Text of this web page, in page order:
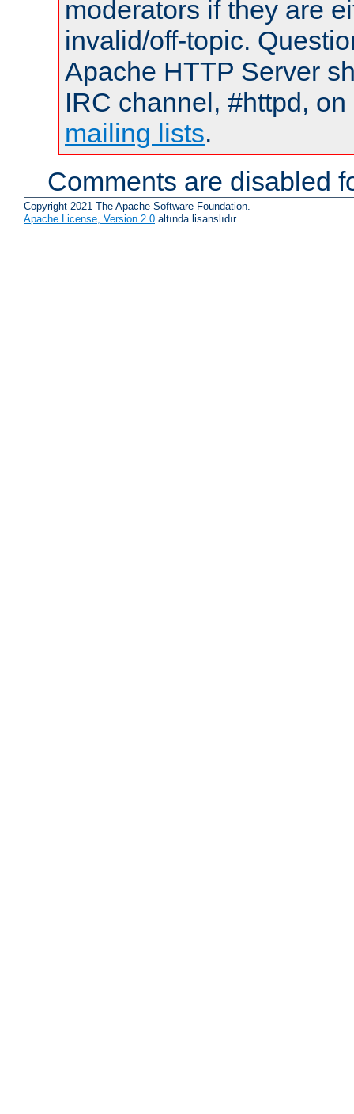
moderators if they are
invalid/off-topic.
Apache HTTP Server
IRC channel, #httpd,
mailing lists.
Comments are disabled
Copyright 2021 The Apache Software Foundation.
Apache License, Version 2.0 altında lisanslıdır.